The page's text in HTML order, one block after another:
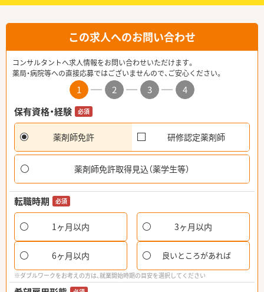
この求人へのお問い合わせ
コンサルタントへ求人情報をお問い合わせいただけます。
薬局・病院等への直接応募ではございませんので、ご安心ください。
1 2 3
4
保有資格・経験
必須
薬剤師免許 研修認定薬剤師
薬剤師免許取得見込（薬学生等）
転職時期 必須
1ヶ月以内 3ヶ月以内
6ヶ月以内 良いところがあれば
※ダブルワークをお考えの方は、就業開始時期の目安を選択してください